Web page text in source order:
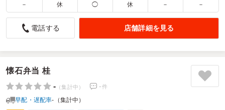
お年寄りにも丁度いい量でした。
5.0
満足していただけました。遠い所までの配達でしたが、配達
していただいた方も嫌な顔ひとつしないで、丁寧に対応して
いただきました。また何かあれば利用させて頂こうと思いま
す。
－ 休 ◯ 休 － －
電話する 店舗詳細を見る
懐石弁当 桂
- （集計中） -件
早配・遅配率-（集計中）